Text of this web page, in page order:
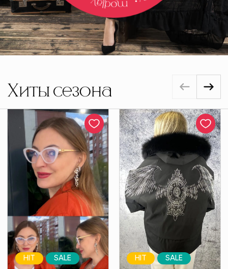
Хиты сезона
HIT SALE HIT SALE